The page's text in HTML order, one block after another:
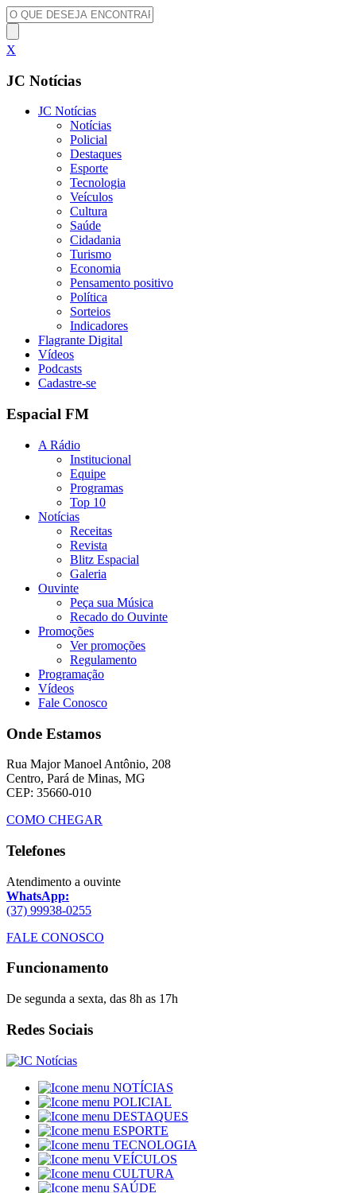
X
JC Notícias
JC Notícias
Notícias
Policial
Destaques
Esporte
Tecnologia
Veículos
Cultura
Saúde
Cidadania
Turismo
Economia
Pensamento positivo
Política
Sorteios
Indicadores
Flagrante Digital
Vídeos
Podcasts
Cadastre-se
Espacial FM
A Rádio
Institucional
Equipe
Programas
Top 10
Notícias
Receitas
Revista
Blitz Espacial
Galeria
Ouvinte
Peça sua Música
Recado do Ouvinte
Promoções
Ver promoções
Regulamento
Programação
Vídeos
Fale Conosco
Onde Estamos
Rua Major Manoel Antônio, 208
Centro, Pará de Minas, MG
CEP: 35660-010
COMO CHEGAR
Telefones
Atendimento a ouvinte
WhatsApp:
(37) 99938-0255
FALE CONOSCO
Funcionamento
De segunda a sexta, das 8h as 17h
Redes Sociais
NOTÍCIAS
POLICIAL
DESTAQUES
ESPORTE
TECNOLOGIA
VEÍCULOS
CULTURA
SAÚDE